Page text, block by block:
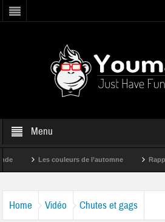
Menu
Les couleurs de l’automne
Home Vidéo Chutes et gags